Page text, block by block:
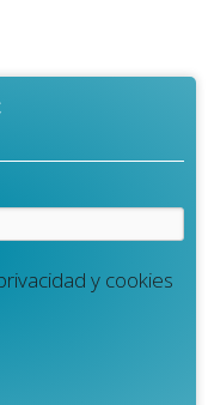
y cookies